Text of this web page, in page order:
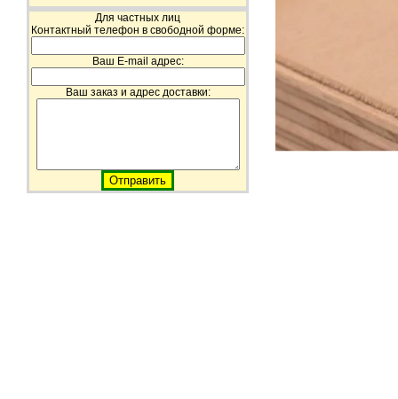
Для частных лиц
Контактный телефон в свободной форме:
Ваш E-mail адрес:
Ваш заказ и адрес доставки: